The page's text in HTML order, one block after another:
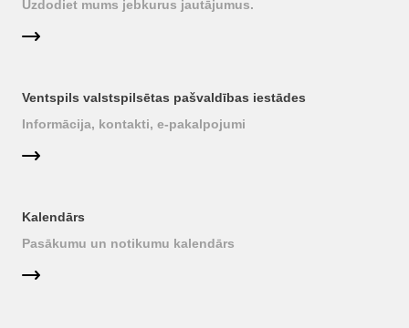
Uzdodiet mums jebkurus jautājumus.
Ventspils valstspilsētas pašvaldības iestādes
Informācija, kontakti, e-pakalpojumi
Kalendārs
Pasākumu un notikumu kalendārs